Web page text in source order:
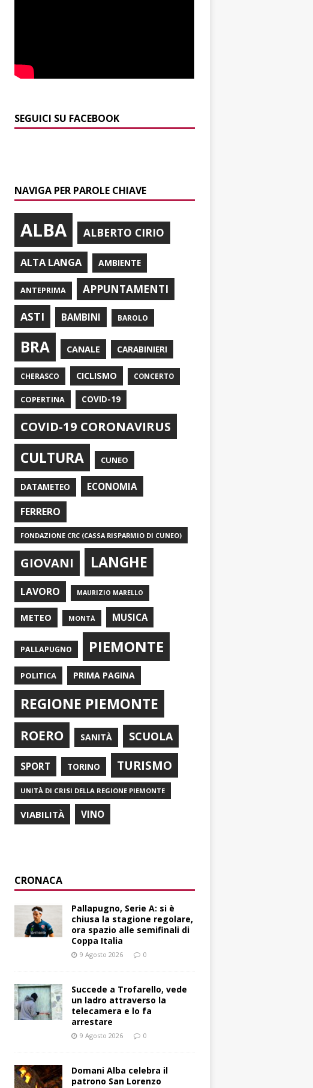
SEGUICI SU FACEBOOK
NAVIGA PER PAROLE CHIAVE
ALBA ALBERTO CIRIO
ALTA LANGA AMBIENTE
ANTEPRIMA
APPUNTAMENTI
ASTI
BAMBINI BAROLO
BRA CANALE CARABINIERI
CHERASCO CICLISMO CONCERTO
COPERTINA COVID-19
COVID-19 CORONAVIRUS
CULTURA CUNEO
DATAMETEO ECONOMIA
FERRERO
FONDAZIONE CRC (CASSA RISPARMIO DI CUNEO)
GIOVANI LANGHE
LAVORO MAURIZIO MARELLO
METEO MONTÀ MUSICA
PALLAPUGNO PIEMONTE
POLITICA PRIMA PAGINA
REGIONE PIEMONTE
ROERO SANITÀ SCUOLA
SPORT TORINO TURISMO
UNITÀ DI CRISI DELLA REGIONE PIEMONTE
VIABILITÀ VINO
CRONACA
Pallapugno, Serie A: si è
chiusa la stagione regolare,
ora spazio alle semifinali di
Coppa Italia
9 Agosto 2026 0
Succede a Trofarello, vede
un ladro attraverso la
telecamera e lo fa
arrestare
9 Agosto 2026 0
Domani Alba celebra il
patrono San Lorenzo